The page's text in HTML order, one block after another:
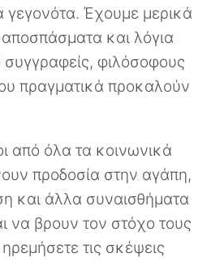
γεγονότα. Έχουμε μερικά
και λόγια
φιλόσοφους
πραγματικά προκαλούν
από όλα τα κοινωνικά
προδοσία στην αγάπη,
και άλλα συναισθήματα
να βρουν τον στόχο τους
τις σκέψεις